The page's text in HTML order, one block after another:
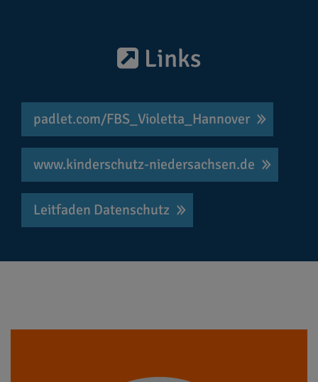
Links
padlet.com/FBS_Violetta_Hannover
www.kinderschutz-niedersachsen.de
Leitfaden Datenschutz